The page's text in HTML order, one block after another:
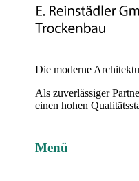
Die moderne
Als zuverlässiger
einen hohen
Menü